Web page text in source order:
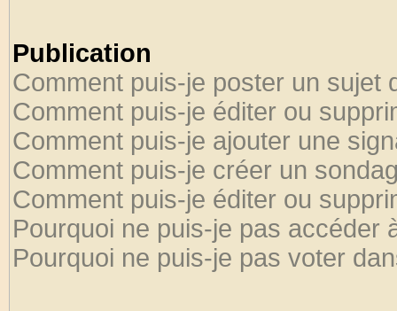
Publication
Comment puis-je poster un sujet
Comment puis-je éditer ou
Comment puis-je ajouter une
Comment puis-je créer un
Comment puis-je éditer ou
Pourquoi ne puis-je pas accéder
Pourquoi ne puis-je pas voter